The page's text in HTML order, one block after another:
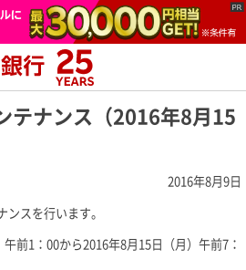
テナンス（2016年8月15
2016年8月9日
スを行います。
前1：00から2016年8月15日（月）午前7：